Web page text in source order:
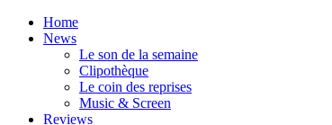
Home
News
Le son de la semaine
Clipothèque
Le coin des reprises
Music & Screen
Reviews